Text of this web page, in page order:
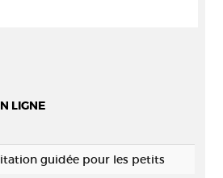
LIGNE
guidée pour les petits